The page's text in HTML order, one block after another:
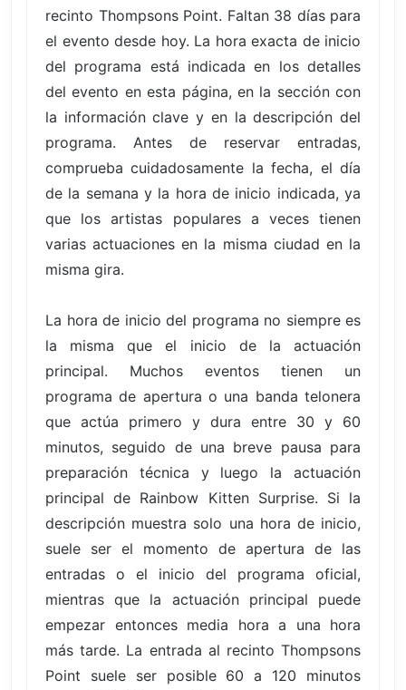
recinto Thompsons Point. Faltan 38 días para
el evento desde hoy. La hora exacta de inicio
del programa está indicada en los detalles
del evento en esta página, en la sección con
la información clave y en la descripción del
programa. Antes de reservar entradas,
comprueba cuidadosamente la fecha, el día
de la semana y la hora de inicio indicada, ya
que los artistas populares a veces tienen
varias actuaciones en la misma ciudad en la
misma gira.
La hora de inicio del programa no siempre es
la misma que el inicio de la actuación
principal. Muchos eventos tienen un
programa de apertura o una banda telonera
que actúa primero y dura entre 30 y 60
minutos, seguido de una breve pausa para
preparación técnica y luego la actuación
principal de Rainbow Kitten Surprise. Si la
descripción muestra solo una hora de inicio,
suele ser el momento de apertura de las
entradas o el inicio del programa oficial,
mientras que la actuación principal puede
empezar entonces media hora a una hora
más tarde. La entrada al recinto Thompsons
Point suele ser posible 60 a 120 minutos